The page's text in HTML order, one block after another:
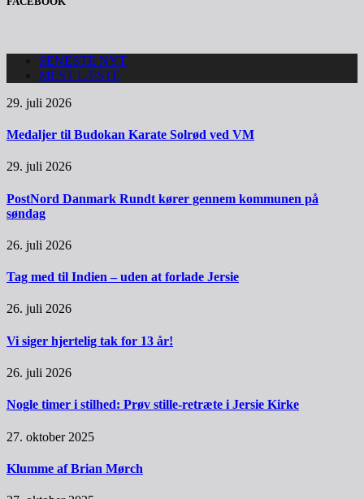
SENESTE NYT
MEST LÆSTE
29. juli 2026
Medaljer til Budokan Karate Solrød ved VM
29. juli 2026
PostNord Danmark Rundt kører gennem kommunen på
søndag
26. juli 2026
Tag med til Indien – uden at forlade Jersie
26. juli 2026
Vi siger hjertelig tak for 13 år!
26. juli 2026
Nogle timer i stilhed: Prøv stille-retræte i Jersie Kirke
27. oktober 2025
Klumme af Brian Mørch